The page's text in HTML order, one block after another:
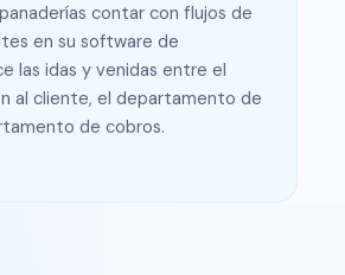
contar con flujos de
en su software de
las idas y venidas entre el
al cliente, el departamento de
de cobros.